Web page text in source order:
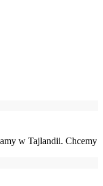
w Tajlandii. Chcemy